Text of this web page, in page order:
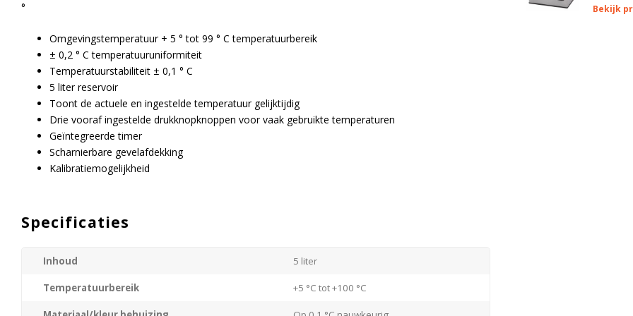
°
Omgevingstemperatuur + 5 ° tot 99 ° C temperatuurbereik
± 0,2 ° C temperatuuruniformiteit
Temperatuurstabiliteit ± 0,1 ° C
5 liter reservoir
Toont de actuele en ingestelde temperatuur gelijktijdig
Drie vooraf ingestelde drukknopknoppen voor vaak gebruikte temperaturen
Geïntegreerde timer
Scharnierbare gevelafdekking
Kalibratiemogelijkheid
Specificaties
Inhoud 5 liter
Temperatuurbereik +5 °C tot +100 °C
Bekijk